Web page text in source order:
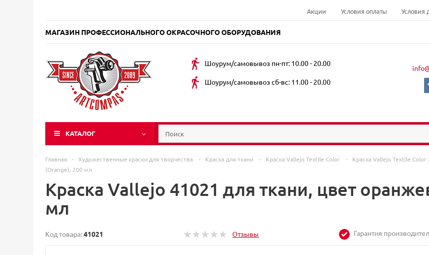
Акции Условия оплаты Условия
МАГАЗИН ПРОФЕССИОНАЛЬНОГО ОКРАСОЧНОГО ОБОРУДОВАНИЯ
Шоурум/самовывоз пн-пт: 10.00 - 20.00
Шоурум/самовывоз сб-вс: 11.00 - 20.00
КАТАЛОГ
Главная - Художественные краски для творчества - Краска для ткани - Краска Vallejo Textile Color - Краска Vallejo Textile Color
(Orange), 200 мл
Краска Vallejo 41021 для ткани, цвет
мл
Код товара:41021 Отзывы Гарантия